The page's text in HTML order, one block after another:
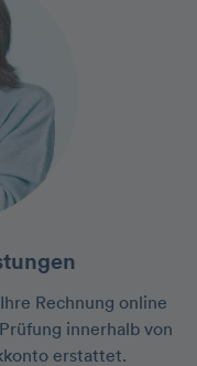
Rechnung online
innerhalb von
erstattet.